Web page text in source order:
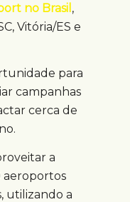
no Brasil ,
Vitória/ES e
para
campanhas
cerca de
a
aeroportos
utilizando a